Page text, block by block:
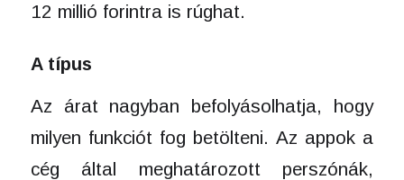
12 millió forintra is rúghat.
A típus
Az árat nagyban befolyásolhatja, hogy
milyen funkciót fog betölteni. Az appok a
cég által meghatározott perszónák,